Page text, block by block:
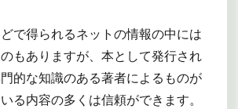
で得られるネットの情報の中には
もありますが、本として発行され
的な知識のある著者によるものが
る内容の多くは信頼ができます。